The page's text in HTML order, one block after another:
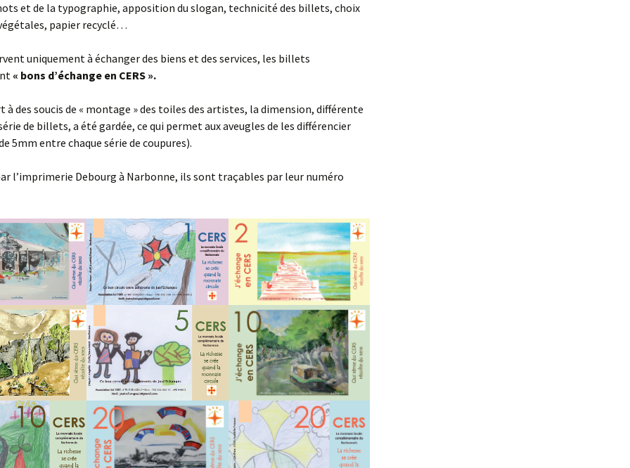
et de la typographie, apposition du slogan, technicité des billets, choix
papier recyclé…
uniquement à échanger des biens et des services, les billets
« bons d’échange en CERS ».
à des soucis de « montage » des toiles des artistes, la dimension, différente
de billets, a été gardée, ce qui permet aux aveugles de les différencier
5mm entre chaque série de coupures).
l’imprimerie Debourg à Narbonne, ils sont traçables par leur numéro